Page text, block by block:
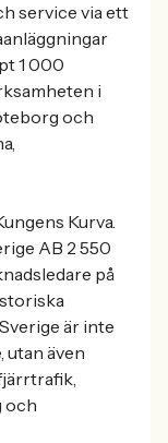
service via ett
1 000
i
och
Kurva.
AB 2 550
på
är inte
utan även
och